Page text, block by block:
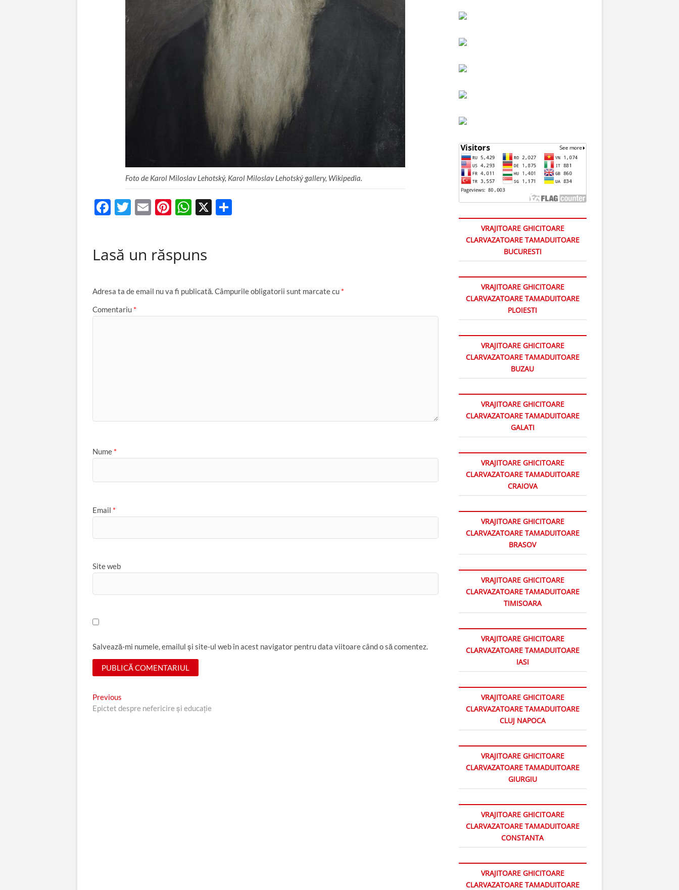
Foto de Karol Miloslav Lehotský, Karol Miloslav Lehotský gallery, Wikipedia.
F
b
o
k
T
er
E
Pi
es
W
s
p
X
ă
Lasă un răspuns
Adresa ta de email nu va fi publicată.Câmpurile obligatorii sunt marcate cu *
Comentariu *
Nume *
Email *
Site web
Salvează-mi numele, emailul și site-ul web în acest navigator pentru data viitoare când o să comentez.
Navigare
în
Previous
post:
Epictet despre nefericire şi educaţie
VRAJITOARE GHICITOARE
CLARVAZATOARE TAMADUITOARE
BUCURESTI
VRAJITOARE GHICITOARE
CLARVAZATOARE TAMADUITOARE
PLOIESTI
VRAJITOARE GHICITOARE
CLARVAZATOARE TAMADUITOARE
BUZAU
VRAJITOARE GHICITOARE
CLARVAZATOARE TAMADUITOARE
GALATI
VRAJITOARE GHICITOARE
CLARVAZATOARE TAMADUITOARE
CRAIOVA
VRAJITOARE GHICITOARE
CLARVAZATOARE TAMADUITOARE
BRASOV
VRAJITOARE GHICITOARE
CLARVAZATOARE TAMADUITOARE
TIMISOARA
VRAJITOARE GHICITOARE
CLARVAZATOARE TAMADUITOARE
IASI
VRAJITOARE GHICITOARE
CLARVAZATOARE TAMADUITOARE
CLUJ NAPOCA
VRAJITOARE GHICITOARE
CLARVAZATOARE TAMADUITOARE
GIURGIU
VRAJITOARE GHICITOARE
CLARVAZATOARE TAMADUITOARE
CONSTANTA
VRAJITOARE GHICITOARE
CLARVAZATOARE TAMADUITOARE